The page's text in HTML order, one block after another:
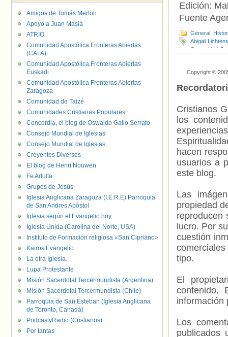
Edición:
Fuente
General
Abigail
Comunidad Or
Copyright ©
Cristianos
los
hacen
usuarios a
este blog.
Las
propiedad
reproducen
lucro. Por
cuestión
tipo.
El
contenido.
información
Los
publicados
Amigos de Tomás Merton
Apoyo a Juan Masiá
ATRIO
Comunidad Apostólica Fronteras Abiertas
(CAFA)
Comunidad Apostólica Fronteras Abiertas
Euskadi
Comunidad Apostólica Fronteras Abiertas
Zaragoza
Comunidad de Taizé
Comunidades Cristianas Populares
Concordia, el blog de Oswaldo Gallo Serrato
Consejo Mundial de Iglesias
Consejo Mundial de Iglesias
Creyentes Diverses
El blog de Henri Nouwen
Fe Adulta
Grupos de Jesús
Iglesia Anglicana Zaragoza (I.E.R.E) Parroquia
de San Andres Apóstol
Iglesia según el Evangelio hoy
Iglesia Unida (Carolina del Norte, USA)
Instituto de Formación religiosa «San Cipriano»
Kairos Evangelio
La otra Iglesia.
Lupa Protestante
Misión Sacerdotal Tercermundista (Argentina)
Misión Sacerdotal Tercermundista (Chile)
Parroquia de San Esteban (Iglesia Anglicana
de Toronto, Canadá)
PodcastyRadio (Cristianos)
Por tantas